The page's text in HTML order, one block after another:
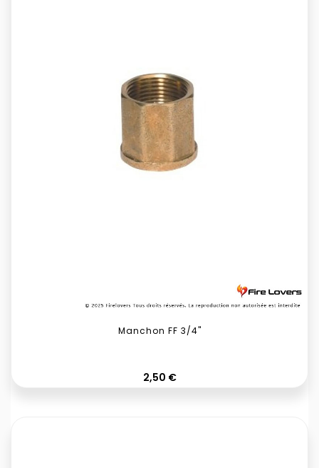
Manchon FF 3/4"
2,50 €Prix